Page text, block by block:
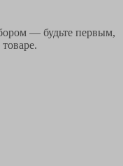
— будьте первым,